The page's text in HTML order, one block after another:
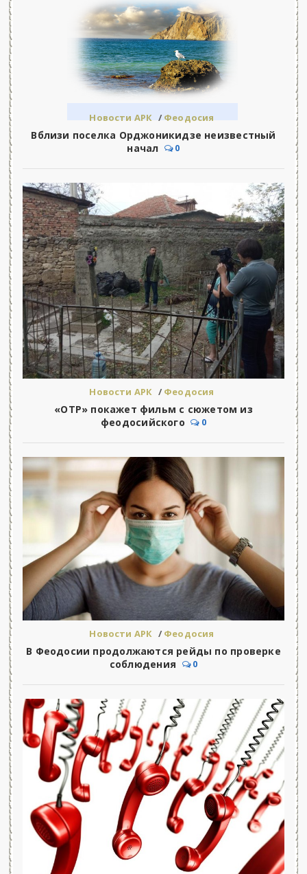
Новости АРК /Феодосия
Вблизи поселка Орджоникидзе неизвестный
начал
0
Новости АРК / Феодосия
«ОТР» покажет фильм с сюжетом из
феодосийского
0
Новости АРК / Феодосия
В Феодосии продолжаются рейды по проверке
соблюдения
0